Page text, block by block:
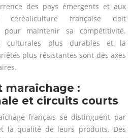
des pays émergents et aux
céréaliculture française doit
pour maintenir sa compétitivité.
culturales plus durables et la
plus résistantes sont des axes
:
et circuits courts
français se distinguent par
la qualité de leurs produits. Des